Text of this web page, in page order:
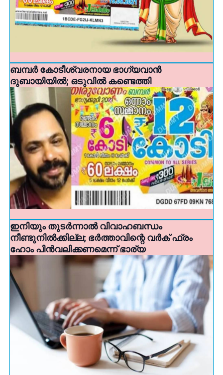
ബമ്പര്‍ കോടീശ്വരനായ ഭാഗ്യവാന്‍
ദുബായിയിൽ; ഒടുവില്‍ കണ്ടെത്തി
ഇനിയും തുടര്‍ന്നാല്‍ വിവാഹബന്ധം
നീണ്ടുനില്‍ക്കില്ല; ഭര്‍ത്താവിന്റെ വര്‍ക് ഫ്രം
ഹോം പിന്‍വലിക്കണമെന്ന് ഭാര്യ